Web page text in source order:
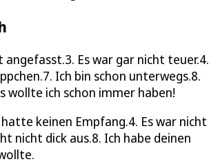
angefasst.3. Es war gar nicht teuer.4.
Ich bin schon unterwegs.8.
wollte ich schon immer haben!
keinen Empfang.4. Es war nicht
nicht dick aus.8. Ich habe deinen